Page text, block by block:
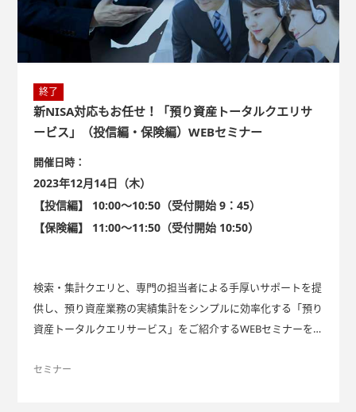
終了
新NISA対応もお任せ！「預り資産トータルクエリサ
ービス」（投信編・保険編）WEBセミナー
開催日時：
2023年12月14日（木）
【投信編】 10:00～10:50（受付開始 9：45）
【保険編】 11:00～11:50（受付開始 10:50）
検索・集計クエリと、専門の担当者による手厚いサポートを提
供し、預り資産業務の実績集計をシンプルに効率化する「預り
資産トータルクエリサービス」をご紹介するWEBセミナーを開
セミナー